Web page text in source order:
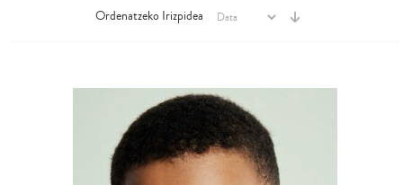
Ordenatzeko Irizpidea